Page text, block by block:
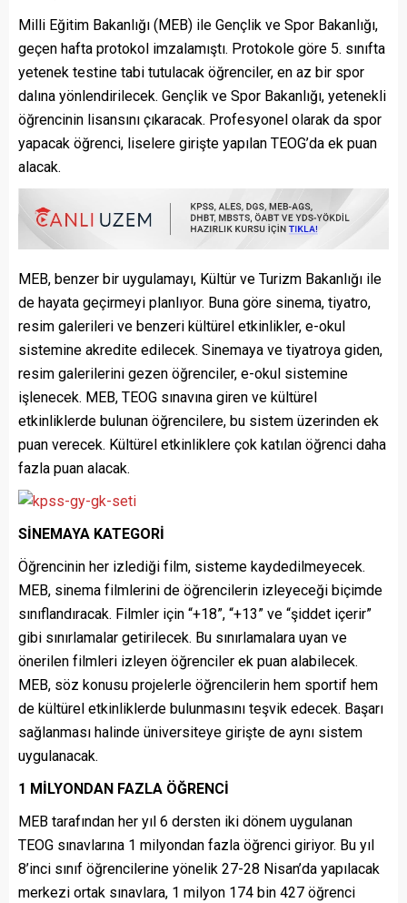
Milli Eğitim Bakanlığı (MEB) ile Gençlik ve Spor Bakanlığı,
geçen hafta protokol imzalamıştı. Protokole göre 5. sınıfta
yetenek testine tabi tutulacak öğrenciler, en az bir spor
dalına yönlendirilecek. Gençlik ve Spor Bakanlığı, yetenekli
öğrencinin lisansını çıkaracak. Profesyonel olarak da spor
yapacak öğrenci, liselere girişte yapılan TEOG’da ek puan
alacak.
MEB, benzer bir uygulamayı, Kültür ve Turizm Bakanlığı ile
de hayata geçirmeyi planlıyor. Buna göre sinema, tiyatro,
resim galerileri ve benzeri kültürel etkinlikler, e-okul
sistemine akredite edilecek. Sinemaya ve tiyatroya giden,
resim galerilerini gezen öğrenciler, e-okul sistemine
işlenecek. MEB, TEOG sınavına giren ve kültürel
etkinliklerde bulunan öğrencilere, bu sistem üzerinden ek
puan verecek. Kültürel etkinliklere çok katılan öğrenci daha
fazla puan alacak.
SİNEMAYA KATEGORİ
Öğrencinin her izlediği film, sisteme kaydedilmeyecek.
MEB, sinema filmlerini de öğrencilerin izleyeceği biçimde
sınıflandıracak. Filmler için “+18”, “+13” ve “şiddet içerir”
gibi sınırlamalar getirilecek. Bu sınırlamalara uyan ve
önerilen filmleri izleyen öğrenciler ek puan alabilecek.
MEB, söz konusu projelerle öğrencilerin hem sportif hem
de kültürel etkinliklerde bulunmasını teşvik edecek. Başarı
sağlanması halinde üniversiteye girişte de aynı sistem
uygulanacak.
1 MİLYONDAN FAZLA ÖĞRENCİ
MEB tarafından her yıl 6 dersten iki dönem uygulanan
TEOG sınavlarına 1 milyondan fazla öğrenci giriyor. Bu yıl
8’inci sınıf öğrencilerine yönelik 27-28 Nisan’da yapılacak
merkezi ortak sınavlara, 1 milyon 174 bin 427 öğrenci